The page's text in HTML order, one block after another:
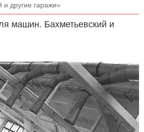
другие гаражи»
машин. Бахметьевский и